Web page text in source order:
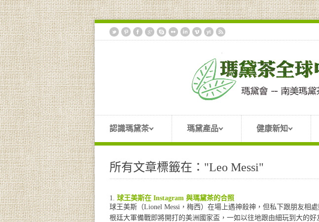
認識瑪黛茶 瑪黛產品 健康新知
所有文章標籤在："Leo Messi"
球王美斯在 Instagram 與瑪黛茶的合照
球王美斯（Lionel Messi，梅西）在場上遇神殺神，但私下跟朋友相
根廷大軍備戰即將開打的美洲國家盃，一如以往地跟由細玩到大的好